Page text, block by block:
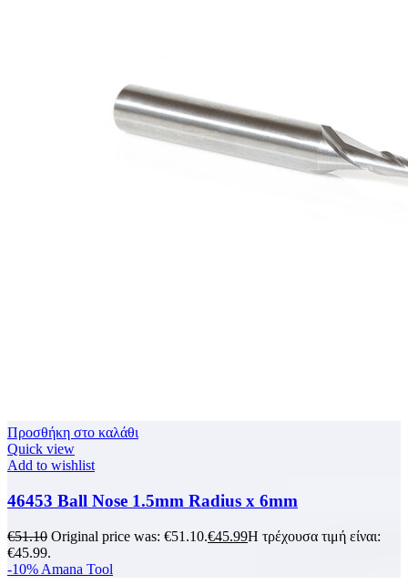
Προσθήκη στο καλάθι
Quick view
Add to wishlist
46453 Ball Nose 1.5mm Radius x 6mm
€51.10 Original price was: €51.10.€45.99Η τρέχουσα τιμή είναι:
€45.99.
-10% Amana Tool